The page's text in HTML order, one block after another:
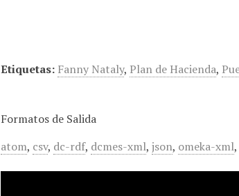
Etiquetas: Fanny Nataly, Plan de Hacienda,
Formatos de Salida
atom, csv, dc-rdf, dcmes-xml,json, omeka-xml,